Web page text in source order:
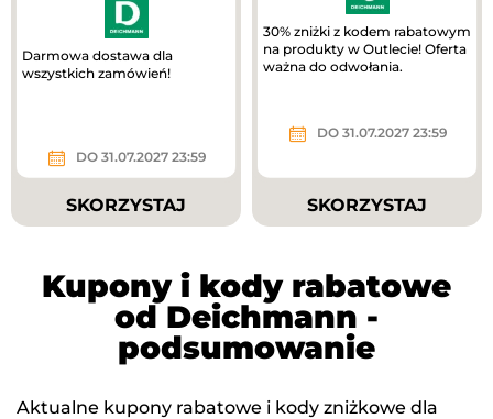
Darmowa dostawa dla
wszystkich zamówień!
DO 31.07.2027 23:59
SKORZYSTAJ
30% zniżki z kodem rabatowym
na produkty w Outlecie! Oferta
ważna do odwołania.
DO 31.07.2027 23:59
SKORZYSTAJ
Kupony i kody rabatowe
od Deichmann -
podsumowanie
Aktualne kupony rabatowe i kody zniżkowe dla